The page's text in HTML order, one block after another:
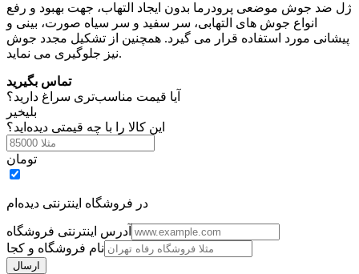
ژل ضد جوش موضعی پرودرما بدون ایجاد التهاب، جهت بهبود و رفع
انواع جوش های التهابی، سر سفید و سر سیاه صورت، بینی و
پیشانی مورد استفاده قرار می گیرد. همچنین از تشکیل مجدد جوش
نیز جلوگیری می نماید.
تماس بگیرید
آیا قیمت مناسب‌تری سراغ دارید؟
بلیخیر
این کالا را با چه قیمتی دیده‌اید؟
تومان
در فروشگاه اینترنتی دیده‌ام
آدرس اینترنتی فروشگاه
نام فروشگاه و کجا